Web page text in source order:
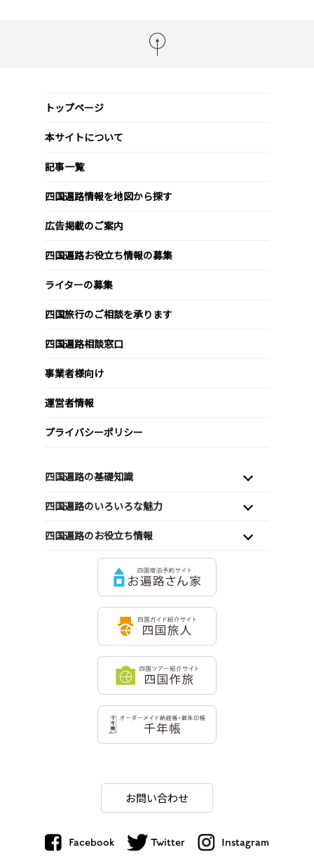
トップページ
本サイトについて
記事一覧
四国遍路情報を地図から探す
広告掲載のご案内
四国遍路お役立ち情報の募集
ライターの募集
四国旅行のご相談を承ります
四国遍路相談窓口
事業者様向け
運営者情報
プライバシーポリシー
四国遍路の基礎知識
四国遍路のいろいろな魅力
四国遍路のお役立ち情報
お問い合わせ
Facebook Twitter Instagram